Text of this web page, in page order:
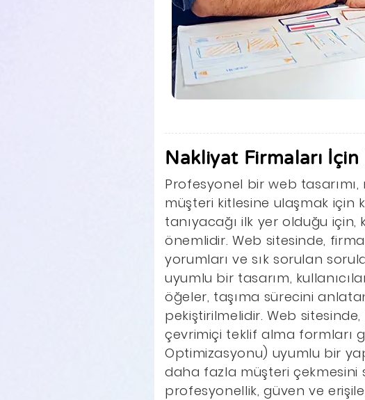
Nakliyat Firmaları İçin
Profesyonel bir web
müşteri kitlesine ulaşmak için
tanıyacağı ilk yer olduğu
önemlidir. Web sitesinde,
yorumları ve sık sorulan
uyumlu bir tasarım,
öğeler, taşıma sürecini
pekiştirilmelidir. Web
çevrimiçi teklif alma formları
Optimizasyonu) uyumlu bir
daha fazla müşteri çekmesini
profesyonellik, güven ve